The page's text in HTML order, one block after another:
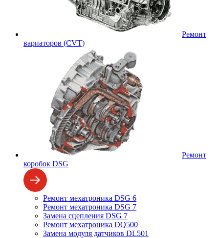
Ремонт
вариаторов (CVT)
Ремонт
коробок DSG
Ремонт мехатроника DSG 6
Ремонт мехатроника DSG 7
Замена сцепления DSG 7
Ремонт мехатроника DQ500
Замена модуля датчиков DL501